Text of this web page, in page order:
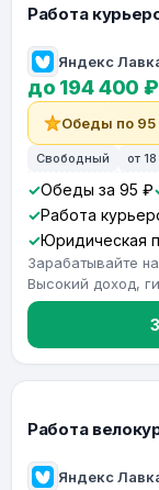
Работа
Яндекс
до 194 400 ₽
Обеды по 95
Свободный от
Обеды за 95 ₽
Работа
Юридическая
Зарабатывайте
Высокий доход,
Работа
Яндекс